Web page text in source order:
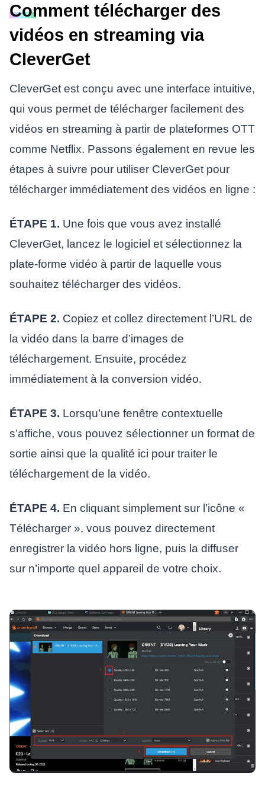
Comment télécharger des
vidéos en streaming via
CleverGet
CleverGet est conçu avec une interface intuitive,
qui vous permet de télécharger facilement des
vidéos en streaming à partir de plateformes OTT
comme Netflix. Passons également en revue les
étapes à suivre pour utiliser CleverGet pour
télécharger immédiatement des vidéos en ligne :
ÉTAPE 1. Une fois que vous avez installé
CleverGet, lancez le logiciel et sélectionnez la
plate-forme vidéo à partir de laquelle vous
souhaitez télécharger des vidéos.
ÉTAPE 2. Copiez et collez directement l’URL de
la vidéo dans la barre d’images de
téléchargement. Ensuite, procédez
immédiatement à la conversion vidéo.
ÉTAPE 3. Lorsqu’une fenêtre contextuelle
s’affiche, vous pouvez sélectionner un format de
sortie ainsi que la qualité ici pour traiter le
téléchargement de la vidéo.
ÉTAPE 4. En cliquant simplement sur l’icône «
Télécharger », vous pouvez directement
enregistrer la vidéo hors ligne, puis la diffuser
sur n’importe quel appareil de votre choix.